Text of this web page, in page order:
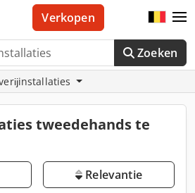
Zoeken
Verkopen
tweedehands te
Relevantie